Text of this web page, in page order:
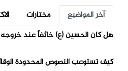
آخر المواضيع مختارات
هل كان الحسين (ع) خائفاً عند خروجه
كيف تستوعب النصوص المحدودة